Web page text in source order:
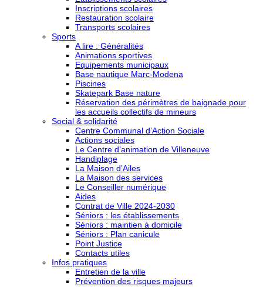
Inscriptions scolaires
Restauration scolaire
Transports scolaires
Sports
A lire : Généralités
Animations sportives
Equipements municipaux
Base nautique Marc-Modena
Piscines
Skatepark Base nature
Réservation des périmètres de baignade pour
les accueils collectifs de mineurs
Social & solidarité
Centre Communal d’Action Sociale
Actions sociales
Le Centre d’animation de Villeneuve
Handiplage
La Maison d’Ailes
La Maison des services
Le Conseiller numérique
Aides
Contrat de Ville 2024-2030
Séniors : les établissements
Séniors : maintien à domicile
Séniors : Plan canicule
Point Justice
Contacts utiles
Infos pratiques
Entretien de la ville
Prévention des risques majeurs